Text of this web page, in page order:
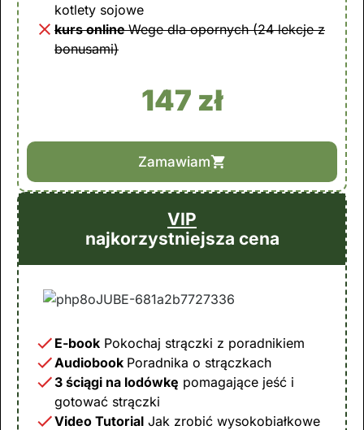
kotlety sojowe
kurs onlineWege dla opornych (24 lekcje z
bonusami)
147 zł
Zamawiam
VIP
najkorzystniejsza cena
E-book Pokochaj strączki z poradnikiem
Audiobook Poradnika o strączkach
3 ściągi na lodówkę pomagające jeść i
gotować strączki
Video Tutorial Jak zrobić wysokobiałkowe